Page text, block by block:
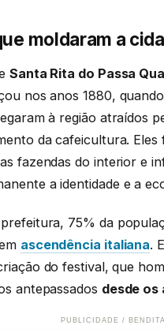
moldaram a
Santa Rita do Passa
nos anos 1880,
à região atraídos
da cafeicultura. Eles
fazendas do interior e
a identidade e a
75% da
ascendência italiana.
do festival, que
antepassados desde os
PUBLICIDADE /